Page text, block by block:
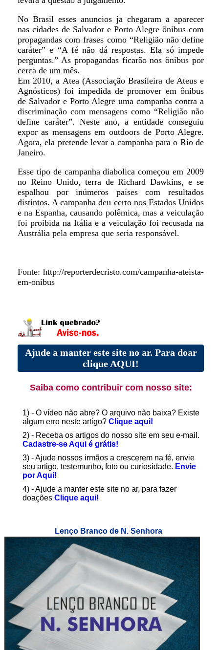
No Brasil esses anuncios ja chegaram a aparecer
nas cidades de Salvador e Porto Alegre ônibus com
propagandas com frases como “Religião não define
caráter” e “A fé não dá respostas. Ela só impede
perguntas.” As propagandas ficarão nos ônibus por
cerca de um mês.
Em 2010, a Atea (Associação Brasileira de Ateus e
Agnósticos) foi impedida de promover em ônibus
de Salvador e Porto Alegre uma campanha contra a
discriminação com mensagens como “Religião não
define caráter”. Neste ano, a entidade conseguiu
expor as mensagens em outdoors de Porto Alegre.
Agora, ela pretende levar a campanha para o Rio de
Janeiro.
Esse tipo de campanha diabolica começou em 2009
no Reino Unido, terra de Richard Dawkins, e se
espalhou por inúmeros países com resultados
distintos. A campanha deu certo nos Estados Unidos
e na Espanha, causando polêmica, mas a veiculação
foi proibida na Itália e a veiculação foi recusada na
Austrália pela empresa que seria responsável.
Fonte: http://reporterdecristo.com/campanha-ateista-
em-onibus
Ajude a manter este site no ar. Para doar
clique AQUI!
Saiba como contribuir com nosso site:
1) - O vídeo não abre? O arquivo não baixa? Existe
algum erro neste artigo? Clique aqui!
2) - Receba os artigos do nosso site em seu e-mail.
Cadastre-se Aqui é grátis!
3) - Ajude nossos irmãos a crescerem na fé, envie
seu artigo, testemunho, foto ou curiosidade. Envie
por Aqui!
4) - Ajude a manter este site no ar, para fazer
doações Clique aqui!
Lenço Branco de N. Senhora